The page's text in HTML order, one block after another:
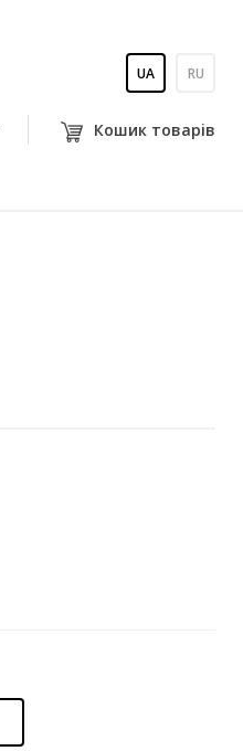
UA RU
Кошик товарiв